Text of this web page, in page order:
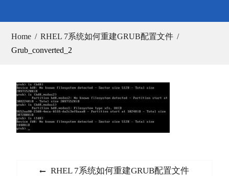
Home
RHEL 7系统如何重建GRUB配置文件
Grub_converted_2
Previous
RHEL 7系统如何重建GRUB配置文件